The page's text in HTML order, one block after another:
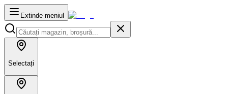
Extinde meniul
Selectați